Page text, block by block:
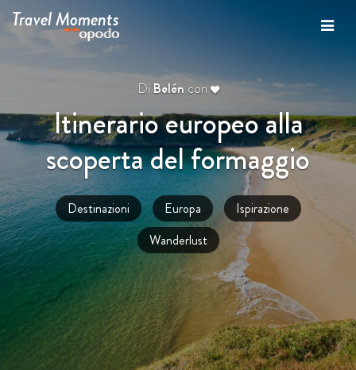
Travel Moments
Di Belén con
Itinerario europeo alla
scoperta del formaggio
Destinazioni Europa
Ispirazione
Wanderlust